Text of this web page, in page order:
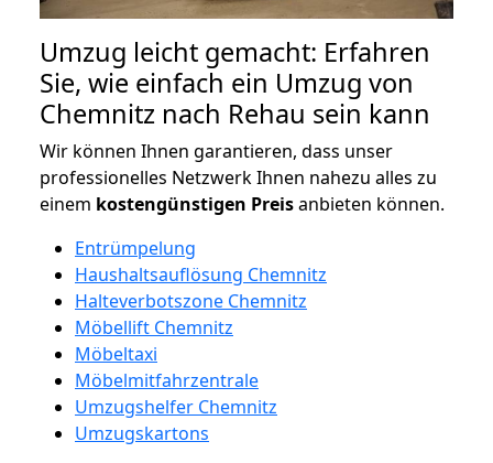
Umzug leicht gemacht: Erfahren
Sie, wie einfach ein Umzug von
Chemnitz nach Rehau sein kann
Wir können Ihnen garantieren, dass unser
professionelles Netzwerk Ihnen nahezu alles zu
einem kostengünstigen Preisanbieten können.
Entrümpelung
Haushaltsauflösung Chemnitz
Halteverbotszone Chemnitz
Möbellift Chemnitz
Möbeltaxi
Möbelmitfahrzentrale
Umzugshelfer Chemnitz
Umzugskartons